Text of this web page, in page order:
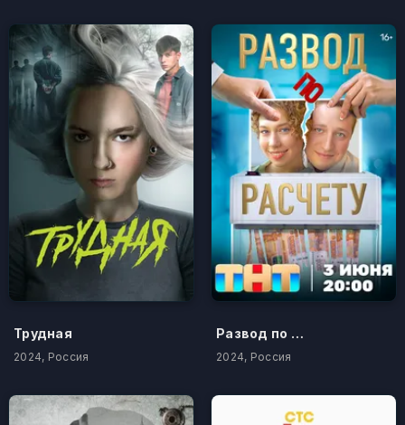
Трудная
2024, Россия
Развод по расчету
2024, Россия